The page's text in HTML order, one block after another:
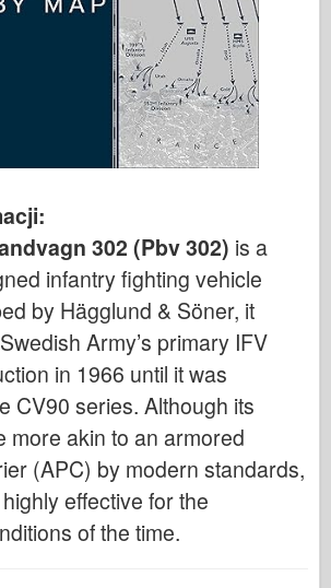
302 (Pbv 302) is a
infantry fighting vehicle
by Hägglund & Söner, it
Army’s primary IFV
in 1966 until it was
CV90 series. Although its
more akin to an armored
(APC) by modern standards,
effective for the
of the time.